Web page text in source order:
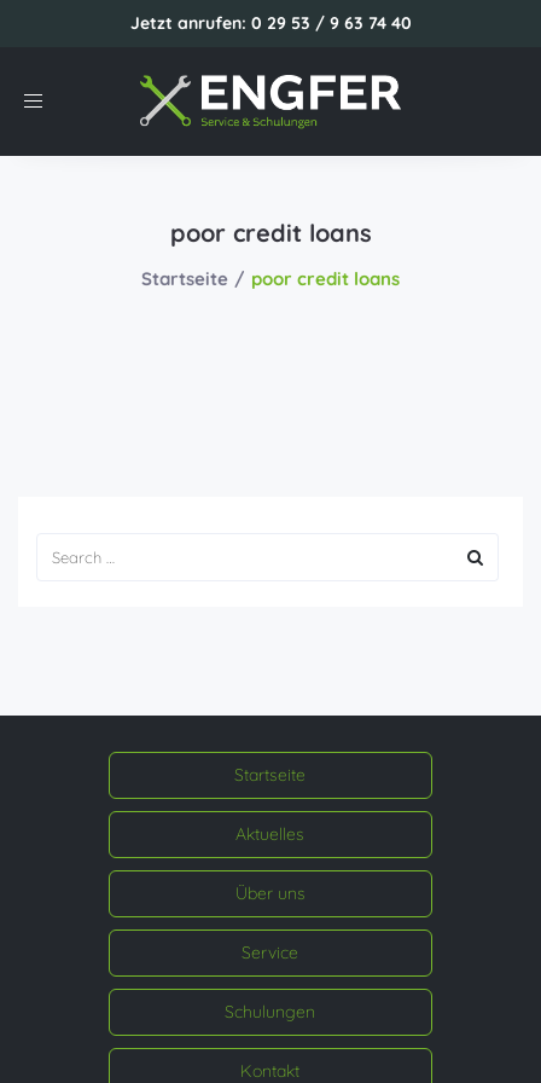
Jetzt anrufen: 0 29 53 / 9 63 74 40
Toggle
poor credit loans
Startseite poor credit loans
Startseite
Aktuelles
Über uns
Service
Schulungen
Kontakt